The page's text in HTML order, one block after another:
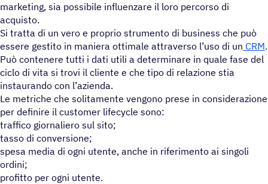
marketing, sia possibile influenzare il loro percorso di
acquisto.
Si tratta di un vero e proprio strumento di business che può
essere gestito in maniera ottimale attraverso l’uso di un CRM.
Può contenere tutti i dati utili a determinare in quale fase del
ciclo di vita si trovi il cliente e che tipo di relazione stia
instaurando con l’azienda.
Le metriche che solitamente vengono prese in considerazione
per definire il customer lifecycle sono:
traffico giornaliero sul sito;
tasso di conversione;
spesa media di ogni utente, anche in riferimento ai singoli
ordini;
profitto per ogni utente.